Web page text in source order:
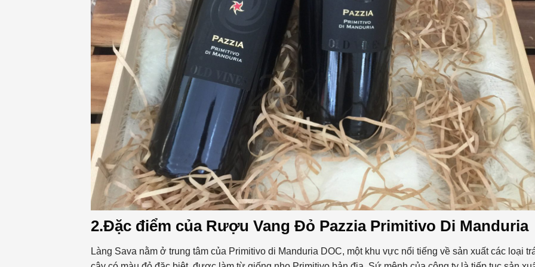
2.Đặc điểm của Rượu Vang Đỏ Pazzia Primitivo Di Manduria
Làng Sava nằm ở trung tâm của Primitivo di Manduria DOC, một khu vực nổi tiếng về sản xuất các loại